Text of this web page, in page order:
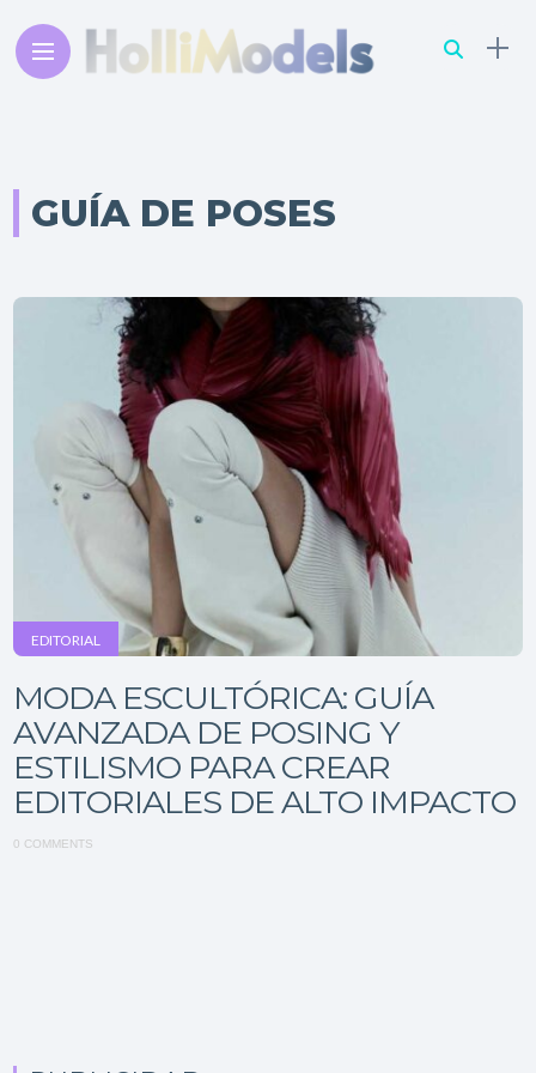
GUÍA DE POSES
EDITORIAL
MODA ESCULTÓRICA: GUÍA
AVANZADA DE POSING Y
ESTILISMO PARA CREAR
EDITORIALES DE ALTO IMPACTO
0 COMMENTS